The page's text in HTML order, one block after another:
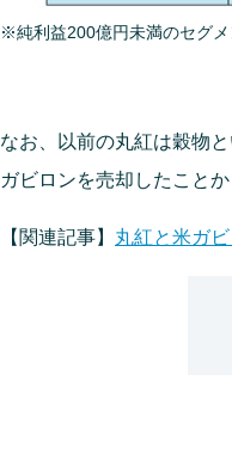
※純利益200億円未満のセグ
なお、以前の丸紅は穀物
ガビロンを売却したこと
【関連記事】 丸紅と米ガ